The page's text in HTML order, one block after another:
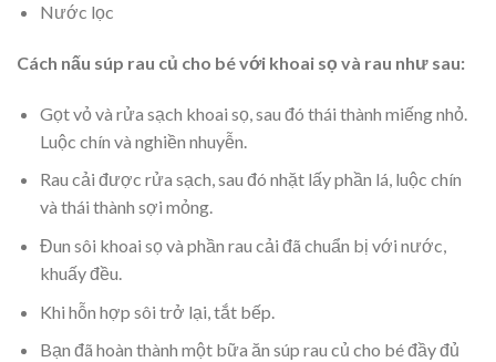
Nước lọc
Cách nấu súp rau củ cho bé với khoai sọ và rau như sau:
Gọt vỏ và rửa sạch khoai sọ, sau đó thái thành miếng nhỏ.
Luộc chín và nghiền nhuyễn.
Rau cải được rửa sạch, sau đó nhặt lấy phần lá, luộc chín
và thái thành sợi mỏng.
Đun sôi khoai sọ và phần rau cải đã chuẩn bị với nước,
khuấy đều.
Khi hỗn hợp sôi trở lại, tắt bếp.
Bạn đã hoàn thành một bữa ăn súp rau củ cho bé đầy đủ